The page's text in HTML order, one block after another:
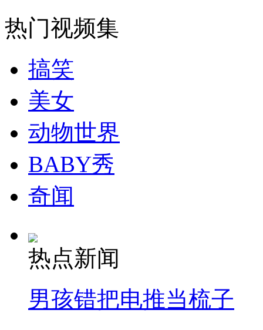
热门视频集
搞笑
美女
动物世界
BABY秀
奇闻
热点新闻
男孩错把电推当梳子